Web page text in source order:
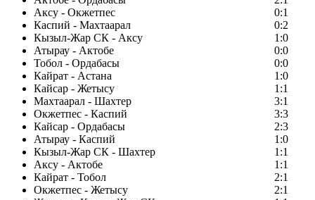
Аксу - Окжетпес
0:1
Каспий - Махтаарал
0:2
Кызыл-Жар СК - Аксу
1:0
Атырау - Актобе
0:0
Тобол - Ордабасы
0:0
Кайрат - Астана
1:0
Кайсар - Жетысу
1:1
Махтаарал - Шахтер
3:1
Окжетпес - Каспий
3:3
Кайсар - Ордабасы
2:3
Атырау - Каспий
1:0
Кызыл-Жар СК - Шахтер
1:1
Аксу - Актобе
1:1
Кайрат - Тобол
2:1
Окжетпес - Жетысу
2:1